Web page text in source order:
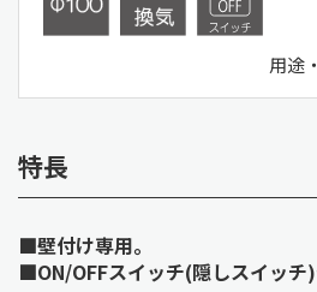
用途
特長
■壁付け専用。
■ON/OFFスイッチ(隠しスイッチ)